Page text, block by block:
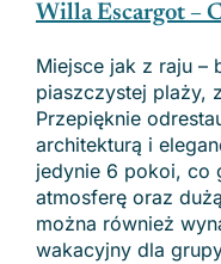
Willa Escargot –
Miejsce jak z raju –
piaszczystej plaży,
Przepięknie
architekturą i
jedynie 6 pokoi, co
atmosferę oraz
można również
wakacyjny dla